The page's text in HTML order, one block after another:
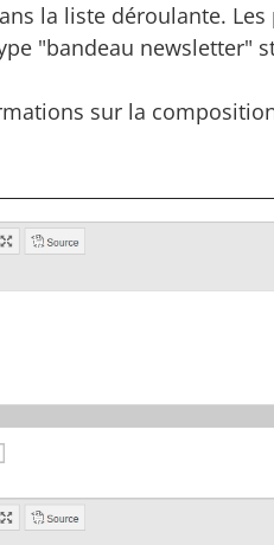
la liste déroulante.
"bandeau newsletter"
sur la